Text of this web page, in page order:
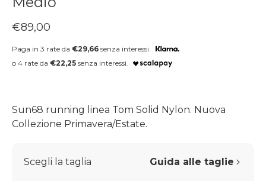
Prezzo regolare
€89,00
Paga in 3 rate da €29,66 senza interessi.
o 4 rate da €22,25 senza interessi.
Sun68 running linea Tom Solid Nylon. Nuova
Collezione Primavera/Estate.
Scegli la taglia Guida alle taglie